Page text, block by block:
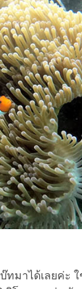
มาได้เลยค่ะ